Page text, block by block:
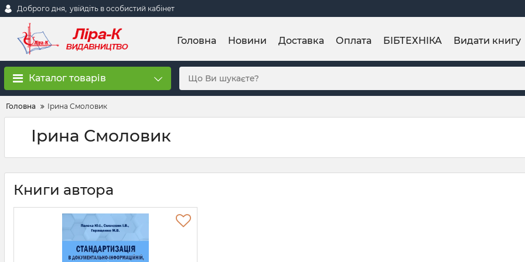
Доброго дня, увійдіть в особистий кабінет
Головна Новини Доставка Оплата БІБТЕХНІКА Видати книгу
Каталог товарів
Головна Ірина Смоловик
Ірина Смоловик
Книги автора